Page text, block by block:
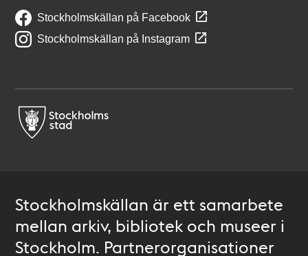
Stockholmskällan på Facebook
Stockholmskällan på Instagram
Stockholmskällan är ett samarbete
mellan arkiv, bibliotek och museer i
Stockholm. Partnerorganisationer